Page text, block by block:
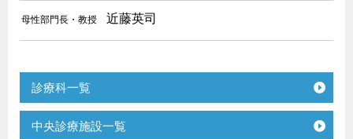
母性部門長・教授 近藤英司
診療科一覧
中央診療施設一覧